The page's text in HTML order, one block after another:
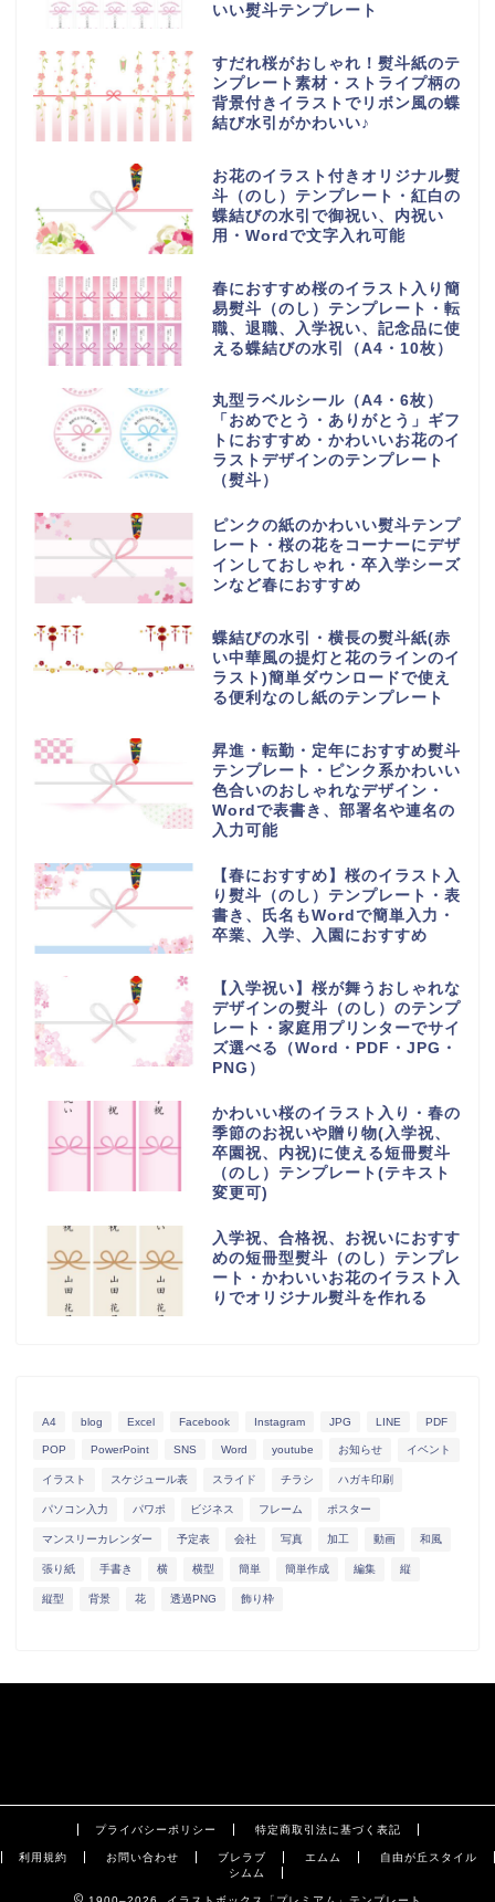
いい熨斗テンプレート
すだれ桜がおしゃれ！熨斗紙のテ
ンプレート素材・ストライプ柄の
背景付きイラストでリボン風の蝶
結び水引がかわいい♪
お花のイラスト付きオリジナル熨
斗（のし）テンプレート・紅白の
蝶結びの水引で御祝い、内祝い
用・Wordで文字入れ可能
春におすすめ桜のイラスト入り簡
易熨斗（のし）テンプレート・転
職、退職、入学祝い、記念品に使
える蝶結びの水引（A4・10枚）
丸型ラベルシール（A4・6枚）
「おめでとう・ありがとう」ギフ
トにおすすめ・かわいいお花のイ
ラストデザインのテンプレート
（熨斗）
ピンクの紙のかわいい熨斗テンプ
レート・桜の花をコーナーにデザ
インしておしゃれ・卒入学シーズ
ンなど春におすすめ
蝶結びの水引・横長の熨斗紙(赤
い中華風の提灯と花のラインのイ
ラスト)簡単ダウンロードで使え
る便利なのし紙のテンプレート
昇進・転勤・定年におすすめ熨斗
テンプレート・ピンク系かわいい
色合いのおしゃれなデザイン・
Wordで表書き、部署名や連名の
入力可能
【春におすすめ】桜のイラスト入
り熨斗（のし）テンプレート・表
書き、氏名もWordで簡単入力・
卒業、入学、入園におすすめ
【入学祝い】桜が舞うおしゃれな
デザインの熨斗（のし）のテンプ
レート・家庭用プリンターでサイ
ズ選べる（Word・PDF・JPG・
PNG）
かわいい桜のイラスト入り・春の
季節のお祝いや贈り物(入学祝、
卒園祝、内祝)に使える短冊熨斗
（のし）テンプレート(テキスト
変更可)
入学祝、合格祝、お祝いにおすす
めの短冊型熨斗（のし）テンプレ
ート・かわいいお花のイラスト入
りでオリジナル熨斗を作れる
A4 blog Excel Facebook Instagram JPG LINE PDF
POP PowerPoint SNS Word youtube お知らせ イベント
イラスト スケジュール表 スライド チラシ ハガキ印刷
パソコン入力 パワポ ビジネス フレーム ポスター
マンスリーカレンダー 予定表 会社 写真 加工 動画 和風
張り紙 手書き 横 横型 簡単 簡単作成 編集 縦
縦型 背景 花 透過PNG 飾り枠
プライバシーポリシー 特定商取引法に基づく表記
利用規約 お問い合わせ ブレラブ エムム
自由が丘スタイル
シムム